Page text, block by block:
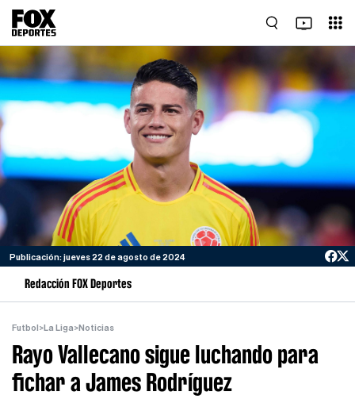
Publicación: jueves 22 de agosto de 2024
Redacción FOX Deportes
Futbol >La Liga>Noticias
Rayo Vallecano sigue luchando para
fichar a James Rodríguez